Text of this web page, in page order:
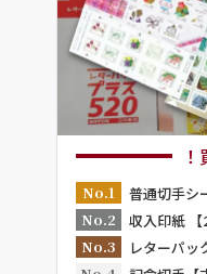
No.1
普通切手シ
No.2
収入印紙 【
No.3
レターパッ